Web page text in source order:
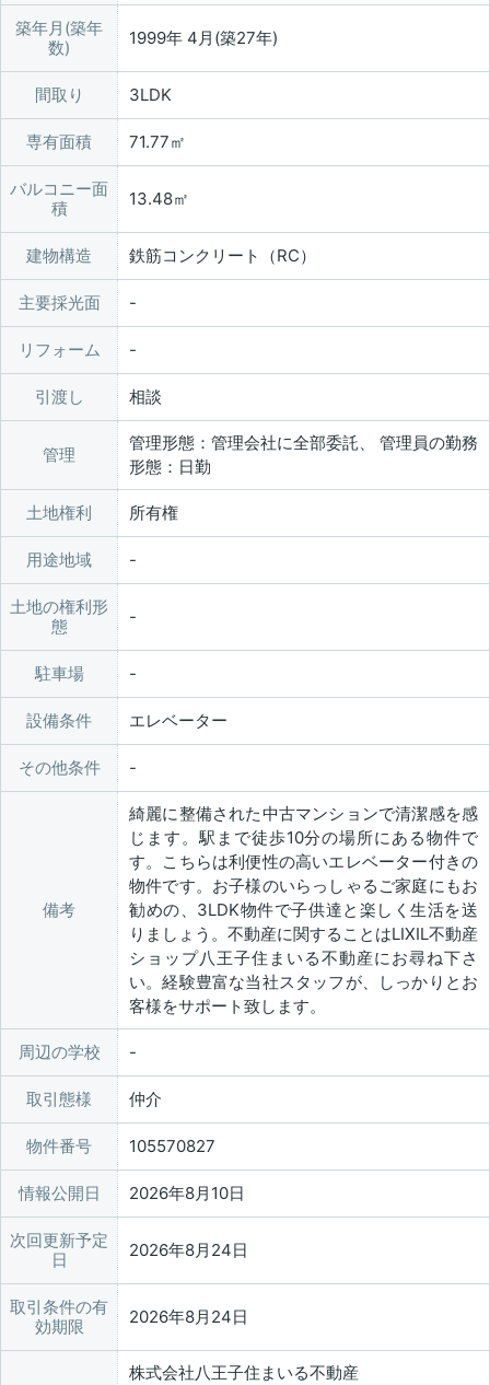
築年月(築年
数)
1999年 4月(築27年)
間取り 3LDK
専有面積 71.77㎡
バルコニー面
積
13.48㎡
建物構造 鉄筋コンクリート（RC）
主要採光面
リフォーム
引渡し 相談
管理
管理形態：管理会社に全部委託、 管理員の勤務
形態：日勤
土地権利 所有権
用途地域
土地の権利形
態
駐車場
設備条件 エレベーター
その他条件
備考
綺麗に整備された中古マンションで清潔感を感
じます。駅まで徒歩10分の場所にある物件で
す。こちらは利便性の高いエレベーター付きの
物件です。お子様のいらっしゃるご家庭にもお
勧めの、3LDK物件で子供達と楽しく生活を送
りましょう。不動産に関することはLIXIL不動産
ショップ八王子住まいる不動産にお尋ね下さ
い。経験豊富な当社スタッフが、しっかりとお
客様をサポート致します。
周辺の学校
取引態様 仲介
物件番号 105570827
情報公開日 2026年8月10日
次回更新予定
日
2026年8月24日
取引条件の有
効期限
2026年8月24日
株式会社八王子住まいる不動産